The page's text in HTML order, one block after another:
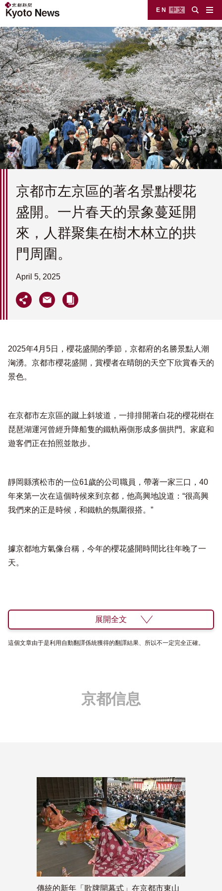
EN 中文
京都市左京區的著名景點櫻花
盛開。一片春天的景象蔓延開
來，人群聚集在樹木林立的拱
門周圍。
April 5, 2025
2025年4月5日，櫻花盛開的季節，京都府的名勝景點人潮
洶湧。京都市櫻花盛開，賞櫻者在晴朗的天空下欣賞春天的
景色。
在京都市左京區的蹴上斜坡道，一排排開著白花的櫻花樹在
琵琶湖運河曾經升降船隻的鐵軌兩側形成多個拱門。家庭和
遊客們正在拍照並散步。
靜岡縣濱松市的一位61歲的公司職員，帶著一家三口，40
年來第一次在這個時候來到京都，他高興地說道：“很高興
我們來的正是時候，和鐵軌的氛圍很搭。”
據京都地方氣像台稱，今年的櫻花盛開時間比往年晚了一
天。
展開全文
這個文章由于是利用自動翻譯係統獲得的翻譯結果、所以不一定完全正確。
京都信息
傳統的新年「歌牌開幕式」在京都市東山